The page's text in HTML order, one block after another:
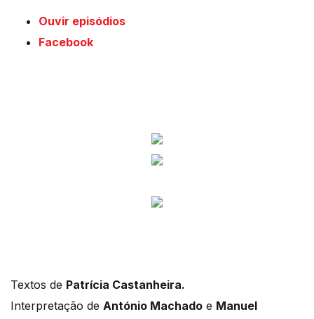
Ouvir episódios
Facebook
Textos de Patrícia Castanheira.
Interpretação de António Machado e Manuel